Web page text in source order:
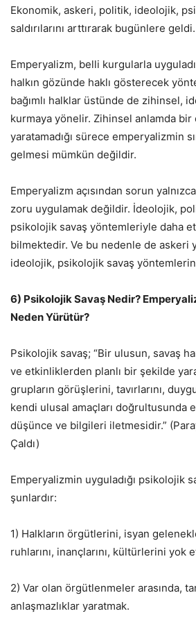
Ekonomik, askeri, politik, ideolojik,
saldırılarını arttırarak bugünlere geldi.
Emperyalizm, belli kurgularla
halkın gözünde haklı gösterecek
bağımlı halklar üstünde de zihinsel,
kurmaya yönelir. Zihinsel anlamda
yaratamadığı sürece emperyalizmin
gelmesi mümkün değildir.
Emperyalizm açısından sorun
zoru uygulamak değildir. İdeolojik,
psikolojik savaş yöntemleriyle daha
bilmektedir. Ve bu nedenle de askeri
ideolojik, psikolojik savaş
6) Psikolojik Savaş Nedir?
Neden Yürütür?
Psikolojik savaş; “Bir ulusun, savaş
ve etkinliklerden planlı bir şekilde
grupların görüşlerini, tavırlarını,
kendi ulusal amaçları doğrultusunda
düşünce ve bilgileri iletmesidir.”
Çaldı)
Emperyalizmin uyguladığı psikolojik
şunlardır:
1) Halkların örgütlerini, isyan
ruhlarını, inançlarını, kültürlerini yok
2) Var olan örgütlenmeler arasında,
anlaşmazlıklar yaratmak.